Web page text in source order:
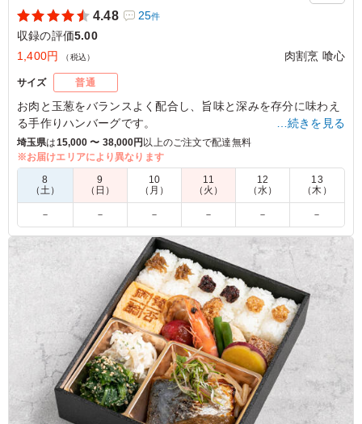
4.48 25件
収録の評価5.00
1,400円
（税込） 肉割烹 喰心
サイズ 普通
お肉と玉葱をバランスよく配合し、旨味と深みを存分に味わえ
る手作りハンバーグです。
特製のデミグラスソースでより一層お楽しみいただけます。
5.0 日本テレビ放送網株式会社
定番のハンバーグですが、味付けもよく非常に食べやすか
ったそうです。お肉なのでボリュームもあり、男性陣に好
評でした。またゲストの方にも召し上がっていただいたの
ですが、完食されていました！
ロケ・撮影 ›収録
東京都港区東新橋2023/08/31
…続きを見る
埼玉県は15,000 〜 38,000円以上のご注文で配達無料
※お届けエリアにより異なります
8
（土）
9
（日）
10
（月）
11
（火）
12
（水）
13
（木）
－ － － － － －